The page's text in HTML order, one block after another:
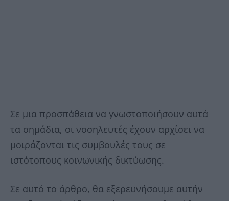
Σε μια προσπάθεια να γνωστοποιήσουν αυτά
τα σημάδια, οι νοσηλευτές έχουν αρχίσει να
μοιράζονται τις συμβουλές τους σε
ιστότοπους κοινωνικής δικτύωσης.
Σε αυτό το άρθρο, θα εξερευνήσουμε αυτήν